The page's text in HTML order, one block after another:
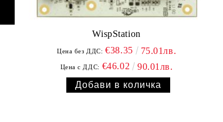
WispStation
Цена без ДДС: €38.35 75.01лв.
Цена с ДДС: €46.02 90.01лв.